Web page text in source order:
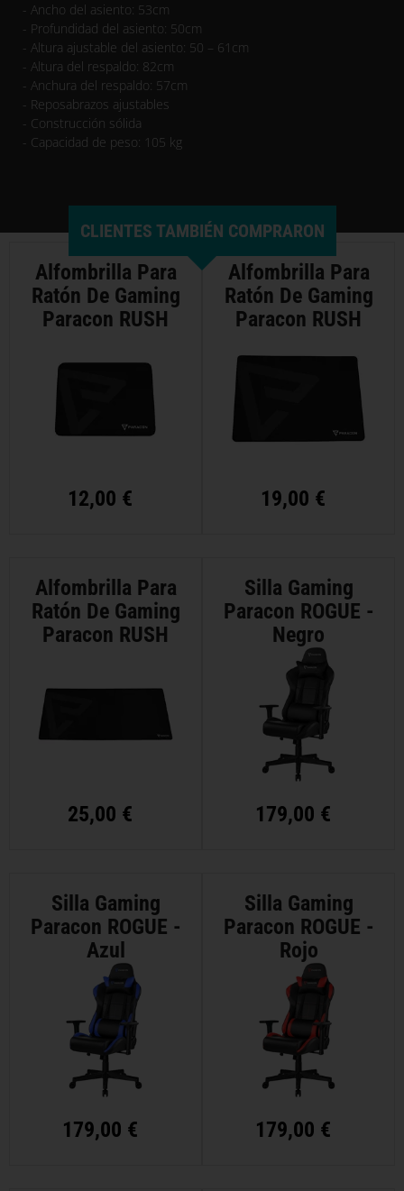
- Ancho del asiento: 53cm
- Profundidad del asiento: 50cm
- Altura ajustable del asiento: 50 – 61cm
- Altura del respaldo: 82cm
- Anchura del respaldo: 57cm
- Reposabrazos ajustables
- Construcción sólida
- Capacidad de peso: 105 kg
CLIENTES TAMBIÉN COMPRARON
Alfombrilla Para
Ratón De Gaming
Paracon RUSH
12,00 €
Alfombrilla Para
Ratón De Gaming
Paracon RUSH
19,00 €
Alfombrilla Para
Ratón De Gaming
Paracon RUSH
25,00 €
Silla Gaming
Paracon ROGUE -
Negro
179,00 €
Silla Gaming
Paracon ROGUE -
Azul
179,00 €
Silla Gaming
Paracon ROGUE -
Rojo
179,00 €